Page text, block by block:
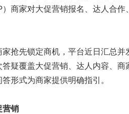
）商家对大促营销报名、达人合
家抢先锁定商机，平台近日汇总
答疑覆盖大促营销、达人内容、
形式为商家提供明确指引。
营销